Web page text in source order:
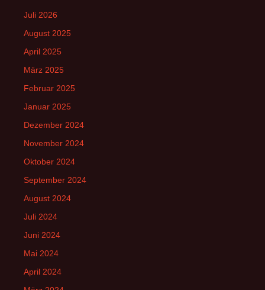
Juli 2026
August 2025
April 2025
März 2025
Februar 2025
Januar 2025
Dezember 2024
November 2024
Oktober 2024
September 2024
August 2024
Juli 2024
Juni 2024
Mai 2024
April 2024